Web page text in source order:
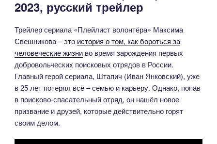
2023, русский трейлер
Трейлер сериала «Плейлист волонтёра» Максима
Свешникова – это история о том, как бороться за
человеческие жизни во время зарождения первых
добровольческих поисковых отрядов в России.
Главный герой сериала, Штапич (Иван Янковский), уже
в 25 лет потерял всё – семью и карьеру. Однако, попав
в поисково-спасательный отряд, он нашёл новое
призвание и друзей, которые действительно горят
своим делом.